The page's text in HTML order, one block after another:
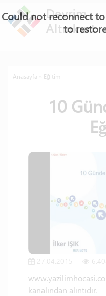
Anasayfa Eğitim
10
27.04.2015
kanalından alıntıdır.
Could not reconnect to
to